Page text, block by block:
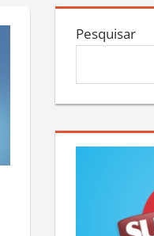
Pesquisar